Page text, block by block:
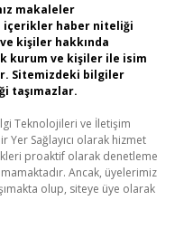
makaleler
içerikler haber niteliği
kişiler hakkında
kurum ve kişiler ile isim
Sitemizdeki bilgiler
taşımazlar.
Teknolojileri ve İletişim
Yer Sağlayıcı olarak hizmet
proaktif olarak denetleme
Ancak, üyelerimiz
olup, siteye üye olarak